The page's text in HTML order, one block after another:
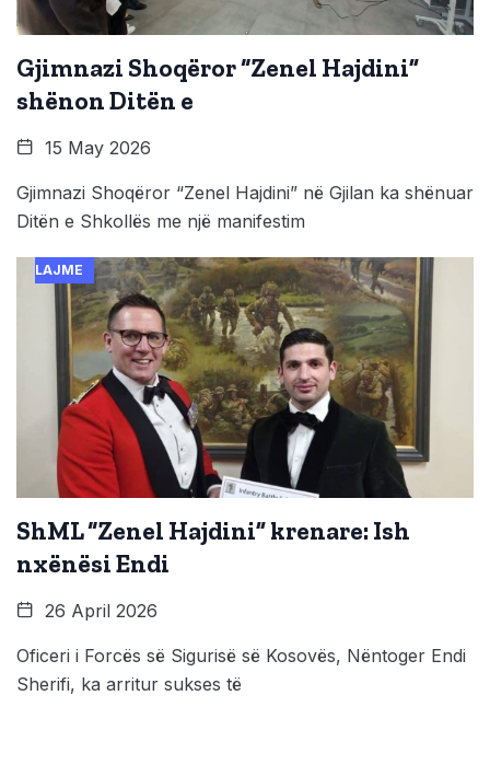
Gjimnazi Shoqëror “Zenel Hajdini”
shënon Ditën e
15 May 2026
Gjimnazi Shoqëror “Zenel Hajdini” në Gjilan ka shënuar
Ditën e Shkollës me një manifestim
LAJME
ShML “Zenel Hajdini” krenare: Ish
nxënësi Endi
26 April 2026
Oficeri i Forcës së Sigurisë së Kosovës, Nëntoger Endi
Sherifi, ka arritur sukses të